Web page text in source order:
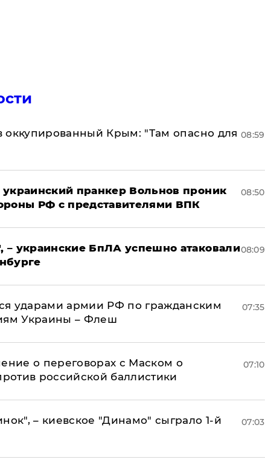
оккупированный Крым: "Там опасно для 08:59
украинский пранкер Вольнов проник
РФ с представителями ВПК
08:50
– украинские БпЛА успешно атаковали08:09
ударами армии РФ по гражданским
Украины – Флеш
07:35
о переговорах с Маском о
российской баллистики
07:10
– киевское "Динамо" сыграло 1-й
07:03